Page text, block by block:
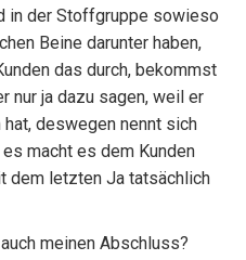
in der Stoffgruppe sowieso
Beine darunter haben,
das durch, bekommst
nur ja dazu sagen, weil er
deswegen nennt sich
macht es dem Kunden
dem letzten Ja tatsächlich
meinen Abschluss?